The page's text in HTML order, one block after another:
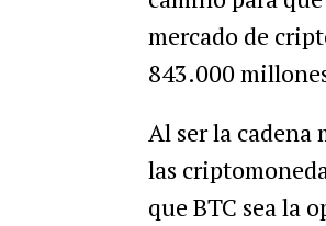
mercado de
843.000
Al ser la cadena
las
que BTC sea la